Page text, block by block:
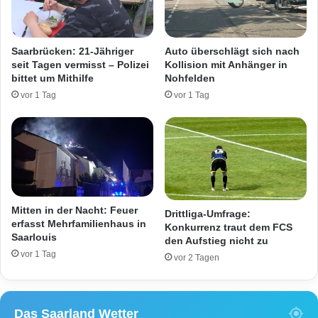
e
d
e
o
i
s
u
c
h
Z
u
Saarbrücken: 21-Jähriger
seit Tagen vermisst – Polizei
bittet um Mithilfe
vor 1 Tag
Auto überschlägt sich nach
Kollision mit Anhänger in
Nohfelden
vor 1 Tag
Mitten in der Nacht: Feuer
erfasst Mehrfamilienhaus in
Saarlouis
vor 1 Tag
Drittliga-Umfrage:
Konkurrenz traut dem FCS
den Aufstieg nicht zu
vor 2 Tagen
Das Saarland Wetter